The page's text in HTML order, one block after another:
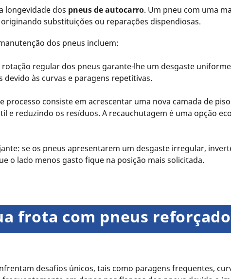
longevidade dos pneus de autocarro. Um pneu com uma
substituições ou reparações dispendiosas.
dos pneus incluem:
regular dos pneus garante-lhe um desgaste
às curvas e paragens repetitivas.
processo consiste em acrescentar uma nova camada de
e reduzindo os resíduos. A recauchutagem é uma opção
se os pneus apresentarem um desgaste irregular,
o lado menos gasto fique na posição mais solicitada.
frota com pneus
desafios únicos, tais como paragens frequentes,